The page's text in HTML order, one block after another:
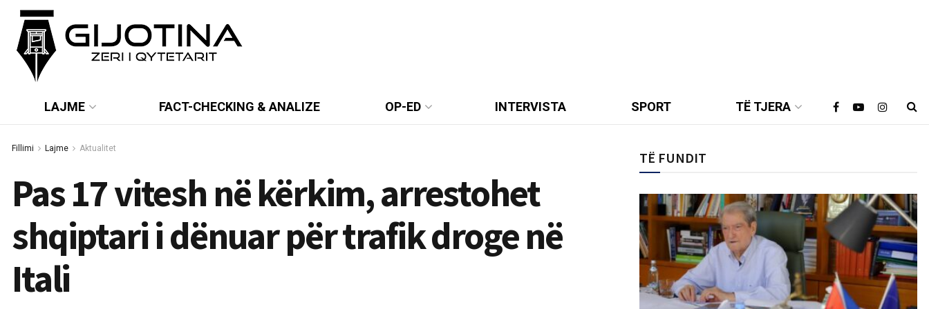
LAJME FACT-CHECKING & ANALIZE OP-ED INTERVISTA SPORT TË TJERA
Fillimi Lajme Aktualitet
Pas 17 vitesh në kërkim, arrestohet
shqiptari i dënuar për trafik droge në
Itali
TË FUNDIT